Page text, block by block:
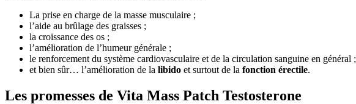
La prise en charge de la masse musculaire ;
l’aide au brûlage des graisses ;
la croissance des os ;
l’amélioration de l’humeur générale ;
le renforcement du système cardiovasculaire et de la circulation sanguine en général ;
et bien sûr… l’amélioration de la libido et surtout de la fonction érectile.
Les promesses de Vita Mass Patch Testosterone